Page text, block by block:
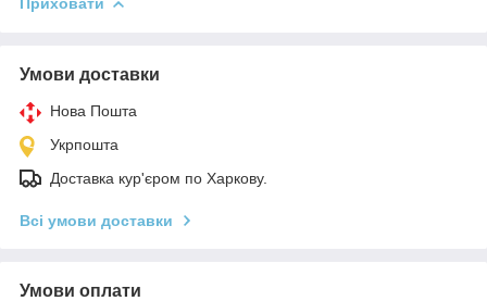
Умови доставки
Нова Пошта
Укрпошта
Доставка кур'єром по Харкову.
Всі умови доставки
Умови оплати